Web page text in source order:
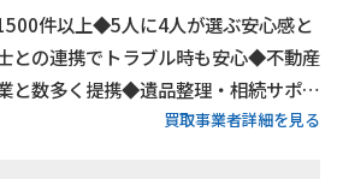
件以上◆5人に4人が選ぶ安心感と
との連携でトラブル時も安心◆不動産
と数多く提携◆遺品整理・相続サポー
は24時間相談受付中買取事業者詳細を見る